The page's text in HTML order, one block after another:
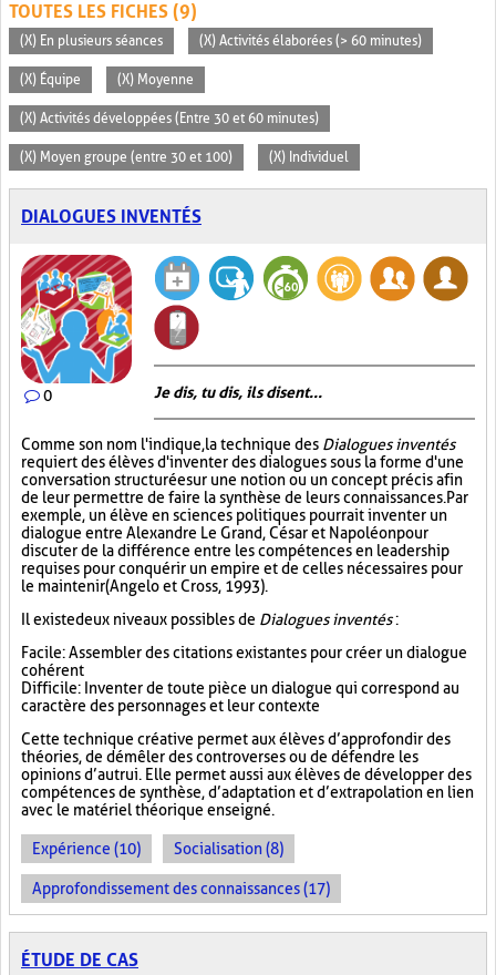
TOUTES LES FICHES (9)
(X) En plusieurs séances (X) Activités élaborées (> 60 minutes)
(X) Équipe (X) Moyenne
(X) Activités développées (Entre 30 et 60 minutes)
(X) Moyen groupe (entre 30 et 100) (X) Individuel
DIALOGUES INVENTÉS
0 Je dis, tu dis, ils disent...
Comme son nom l'indique, la technique des Dialogues inventés
requiert des élèves d'inventer des dialogues sous la forme d'une
conversation structurée sur une notion ou un concept précis afin
de leur permettre de faire la synthèse de leurs connaissances. Par
exemple, un élève en sciences politiques pourrait inventer un
dialogue entre Alexandre Le Grand, César et Napoléon pour
discuter de la différence entre les compétences en leadership
requises pour conquérir un empire et de celles nécessaires pour
le maintenir (Angelo et Cross, 1993).
Il existe deux niveaux possibles de Dialogues inventés:
Facile : Assembler des citations existantes pour créer un dialogue
cohérent
Difficile : Inventer de toute pièce un dialogue qui correspond au
caractère des personnages et leur contexte
Cette technique créative permet aux élèves d’approfondir des
théories, de démêler des controverses ou de défendre les
opinions d’autrui. Elle permet aussi aux élèves de développer des
compétences de synthèse, d’adaptation et d’extrapolation en lien
avec le matériel théorique enseigné.
Expérience (10) Socialisation (8)
Approfondissement des connaissances (17)
ÉTUDE DE CAS